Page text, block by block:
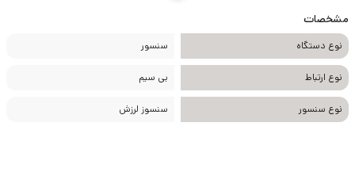
مشخصات
نوع دستگاه سنسور
نوع ارتباط بی سیم
نوع سنسور سنسوز لرزش